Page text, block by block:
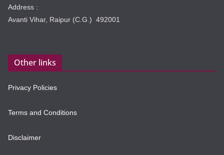
Address :
Avanti Vihar, Raipur (C.G.) 492001
Other links
Privacy Policies
Terms and Conditions
Disclaimer